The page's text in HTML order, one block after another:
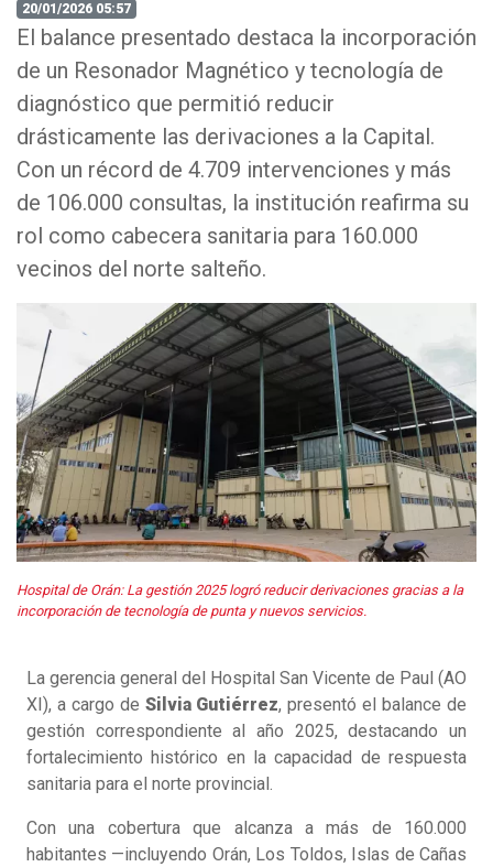
20/01/2026 05:57
El balance presentado destaca la incorporación
de un Resonador Magnético y tecnología de
diagnóstico que permitió reducir
drásticamente las derivaciones a la Capital.
Con un récord de 4.709 intervenciones y más
de 106.000 consultas, la institución reafirma su
rol como cabecera sanitaria para 160.000
vecinos del norte salteño.
Hospital de Orán: La gestión 2025 logró reducir derivaciones gracias a la
incorporación de tecnología de punta y nuevos servicios.
La gerencia general del Hospital San Vicente de Paul (AO
XI), a cargo de Silvia Gutiérrez, presentó el balance de
gestión correspondiente al año 2025, destacando un
fortalecimiento histórico en la capacidad de respuesta
sanitaria para el norte provincial.
Con una cobertura que alcanza a más de 160.000
habitantes —incluyendo Orán, Los Toldos, Islas de Cañas